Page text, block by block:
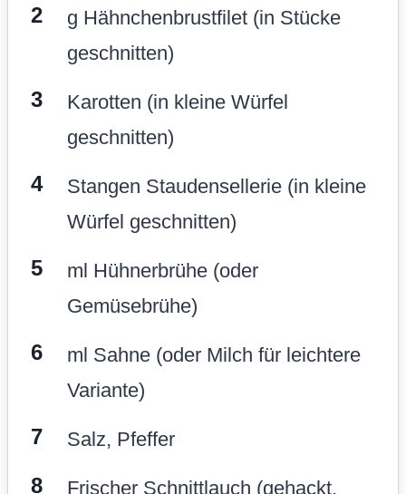
g Hähnchenbrustfilet (in Stücke
geschnitten)
Karotten (in kleine Würfel
geschnitten)
Stangen Staudensellerie (in kleine
Würfel geschnitten)
ml Hühnerbrühe (oder
Gemüsebrühe)
ml Sahne (oder Milch für leichtere
Variante)
Salz, Pfeffer
Frischer Schnittlauch (gehackt,